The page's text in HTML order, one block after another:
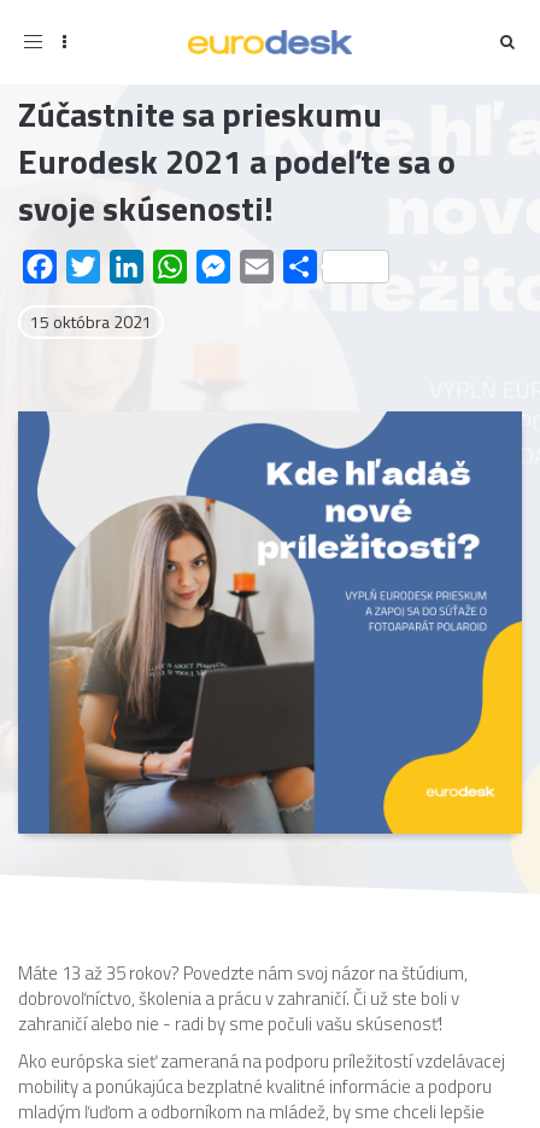
Toggle
Zúčastnite sa prieskumu
Eurodesk 2021 a podeľte sa o
svoje skúsenosti!
FacebookTwitterLinkedInWhatsAppMessenger
Email Share
15 októbra 2021
Máte 13 až 35 rokov? Povedzte nám svoj názor na štúdium,
dobrovoľníctvo, školenia a prácu v zahraničí. Či už ste boli v
zahraničí alebo nie - radi by sme počuli vašu skúsenosť!
Ako európska sieť zameraná na podporu príležitostí vzdelávacej
mobility a ponúkajúca bezplatné kvalitné informácie a podporu
mladým ľuďom a odborníkom na mládež, by sme chceli lepšie